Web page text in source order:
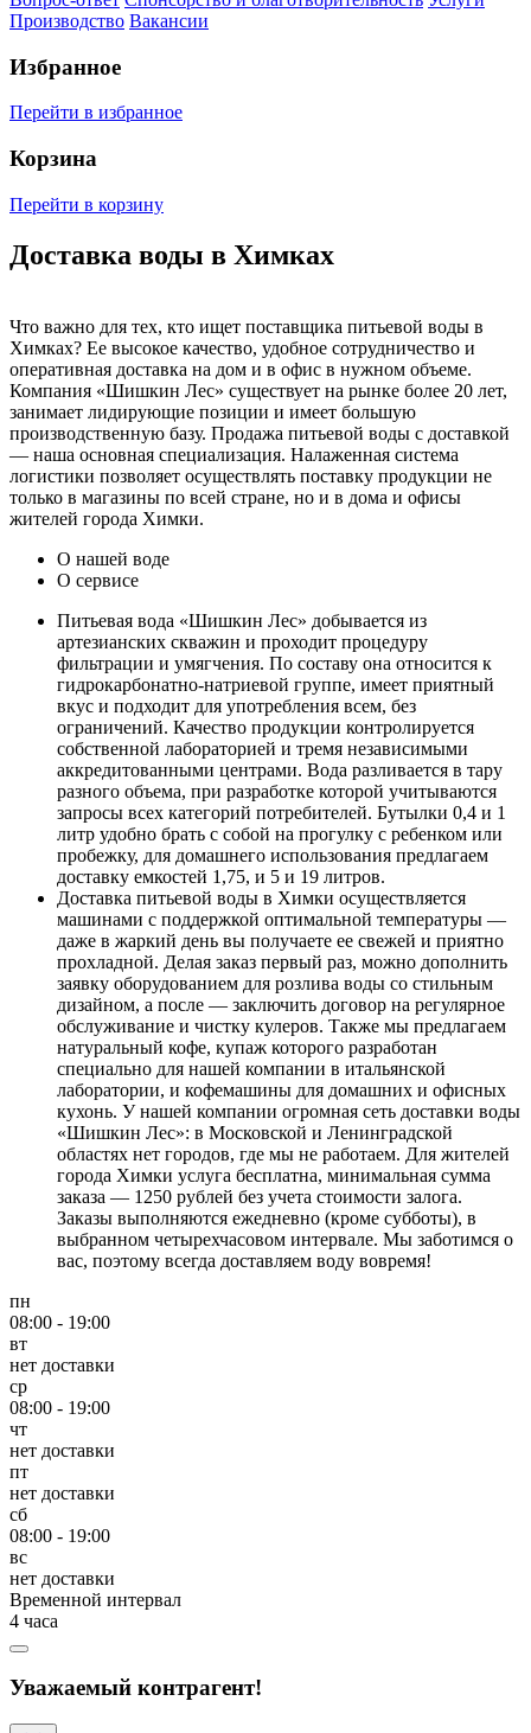
Производство Вакансии
Избранное
Перейти в избранное
Корзина
Перейти в корзину
Доставка воды в Химках
Что важно для тех, кто ищет поставщика питьевой воды в
Химках? Ее высокое качество, удобное сотрудничество и
оперативная доставка на дом и в офис в нужном объеме.
Компания «Шишкин Лес» существует на рынке более 20 лет,
занимает лидирующие позиции и имеет большую
производственную базу. Продажа питьевой воды с доставкой
— наша основная специализация. Налаженная система
логистики позволяет осуществлять поставку продукции не
только в магазины по всей стране, но и в дома и офисы
жителей города Химки.
О нашей воде
О сервисе
Питьевая вода «Шишкин Лес» добывается из
артезианских скважин и проходит процедуру
фильтрации и умягчения. По составу она относится к
гидрокарбонатно-натриевой группе, имеет приятный
вкус и подходит для употребления всем, без
ограничений. Качество продукции контролируется
собственной лабораторией и тремя независимыми
аккредитованными центрами. Вода разливается в тару
разного объема, при разработке которой учитываются
запросы всех категорий потребителей. Бутылки 0,4 и 1
литр удобно брать с собой на прогулку с ребенком или
пробежку, для домашнего использования предлагаем
доставку емкостей 1,75, и 5 и 19 литров.
Доставка питьевой воды в Химки осуществляется
машинами с поддержкой оптимальной температуры —
даже в жаркий день вы получаете ее свежей и приятно
прохладной. Делая заказ первый раз, можно дополнить
заявку оборудованием для розлива воды со стильным
дизайном, а после — заключить договор на регулярное
обслуживание и чистку кулеров. Также мы предлагаем
натуральный кофе, купаж которого разработан
специально для нашей компании в итальянской
лаборатории, и кофемашины для домашних и офисных
кухонь. У нашей компании огромная сеть доставки воды
«Шишкин Лес»: в Московской и Ленинградской
областях нет городов, где мы не работаем. Для жителей
города Химки услуга бесплатна, минимальная сумма
заказа — 1250 рублей без учета стоимости залога.
Заказы выполняются ежедневно (кроме субботы), в
выбранном четырехчасовом интервале. Мы заботимся о
вас, поэтому всегда доставляем воду вовремя!
пн
08:00 - 19:00
вт
нет доставки
ср
08:00 - 19:00
чт
нет доставки
пт
нет доставки
сб
08:00 - 19:00
вс
нет доставки
Временной интервал
4 часа
Уважаемый контрагент!